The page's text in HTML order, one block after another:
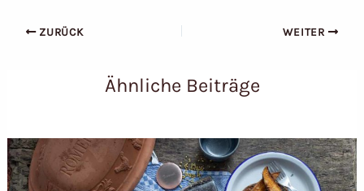
ZURÜCK WEITER
Ähnliche Beiträge